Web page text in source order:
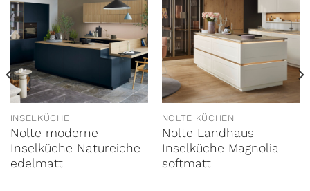
INSELKÜCHE
Nolte moderne
Inselküche Natureiche
edelmatt
NOLTE KÜCHEN
Nolte Landhaus
Inselküche Magnolia
softmatt